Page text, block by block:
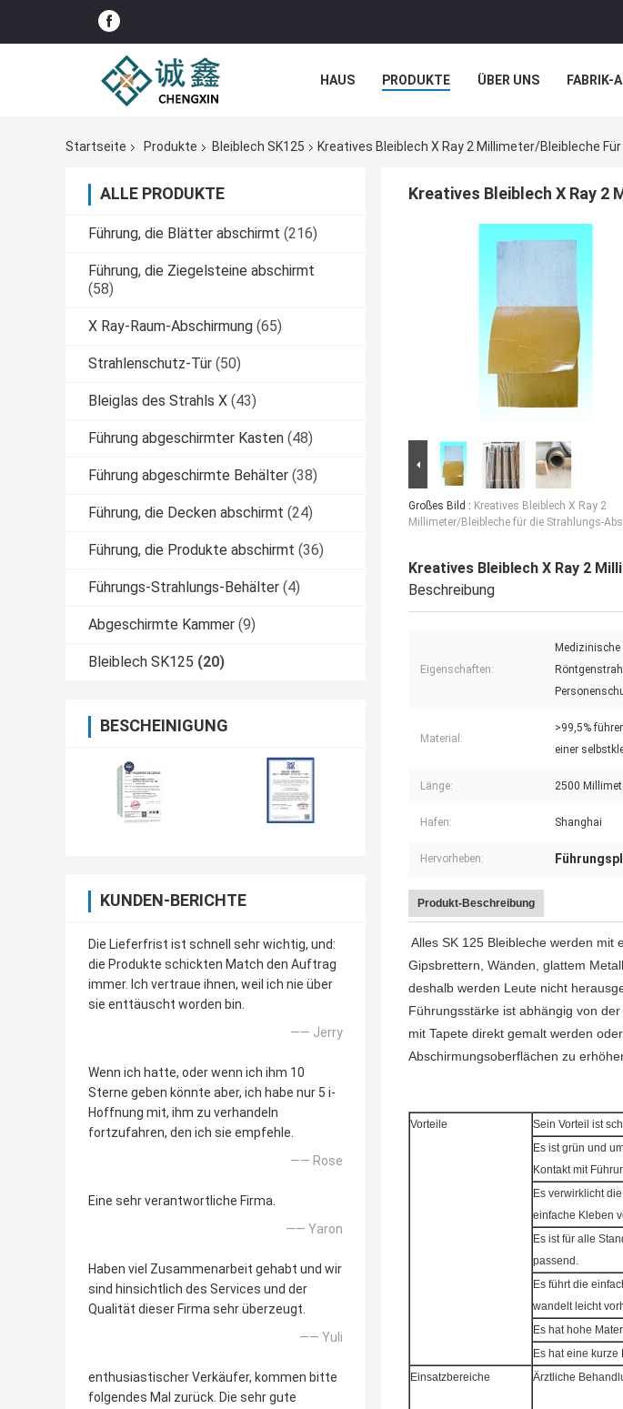
HAUS PRODUKTE ÜBER UNS FABRIK-
Startseite
Produkte Bleiblech SK125 Kreatives Bleiblech X Ray 2 Millimeter/Bleibleche
ALLE PRODUKTE
Führung, die Blätter abschirmt (216)
Führung, die Ziegelsteine abschirmt
(58)
X Ray-Raum-Abschirmung (65)
Strahlenschutz-Tür (50)
Bleiglas des Strahls X (43)
Führung abgeschirmter Kasten (48)
Führung abgeschirmte Behälter (38)
Führung, die Decken abschirmt (24)
Führung, die Produkte abschirmt (36)
Führungs-Strahlungs-Behälter (4)
Abgeschirmte Kammer (9)
Bleiblech SK125 (20)
BESCHEINIGUNG
KUNDEN-BERICHTE
Die Lieferfrist ist schnell sehr wichtig, und:
die Produkte schickten Match den Auftrag
immer. Ich vertraue ihnen, weil ich nie über
sie enttäuscht worden bin.
—— Jerry
Wenn ich hatte, oder wenn ich ihm 10
Sterne geben könnte aber, ich habe nur 5 i-
Hoffnung mit, ihm zu verhandeln
fortzufahren, den ich sie empfehle.
—— Rose
Eine sehr verantwortliche Firma.
—— Yaron
Haben viel Zusammenarbeit gehabt und wir
sind hinsichtlich des Services und der
Qualität dieser Firma sehr überzeugt.
—— Yuli
enthusiastischer Verkäufer, kommen bitte
folgendes Mal zurück. Die sehr gute
Kreatives Bleiblech X Ray
Großes Bild : Kreatives Bleiblech X Ray 2
Millimeter/Bleibleche für die Strahlungs-
Kreatives Bleiblech X Ray 2
Beschreibung
Eigenschaften:
Material:
>99,5%
einer
Länge: 2500
Hafen: Shanghai
Hervorheben:
Produkt-Beschreibung
Alles SK 125 Bleibleche werden mit
Gipsbrettern, Wänden, glattem
deshalb werden Leute nicht
Führungsstärke ist abhängig von
mit Tapete direkt gemalt werden
Abschirmungsoberflächen zu
Vorteile
Sein Vorteil ist
Es ist grün und
Kontakt mit
Es verwirklicht
einfache Kleben
Es ist für alle
passend.
Es führt die
wandelt leicht
Es hat hohe
Es hat eine kurze
Einsatzbereiche
Ärztliche